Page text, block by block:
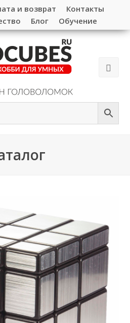
и возврат
Контакты
Блог Обучение